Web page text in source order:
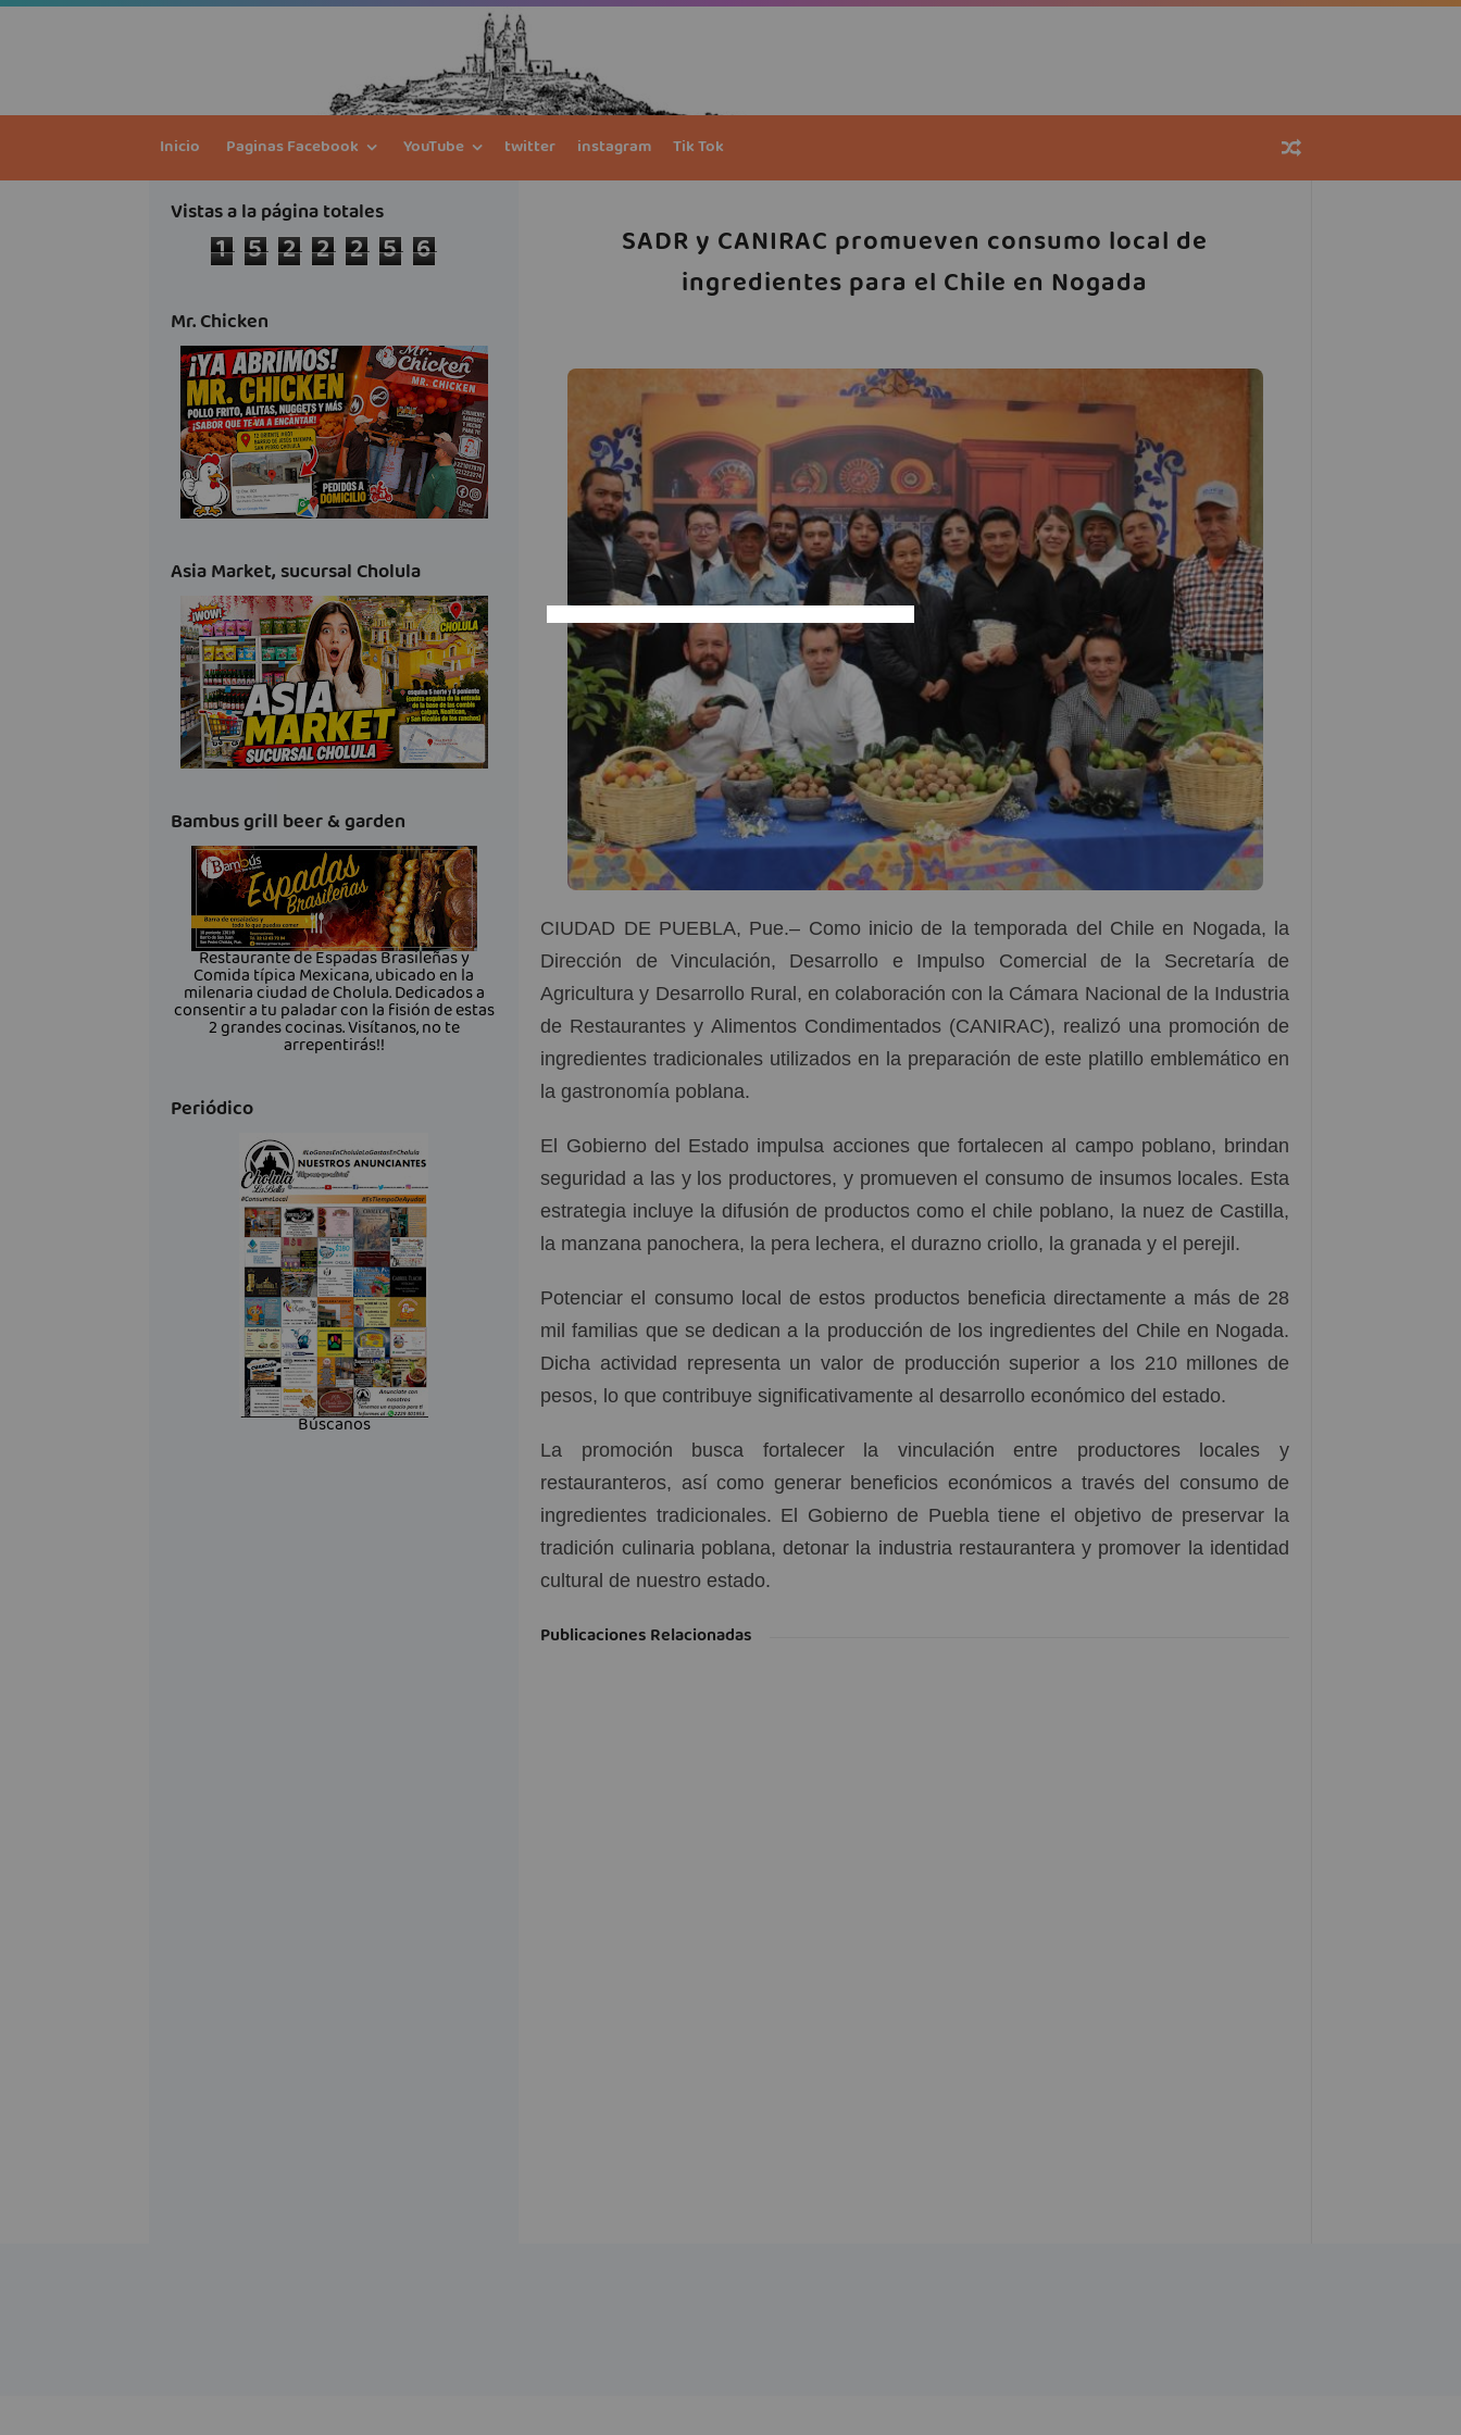
Inicio Paginas Facebook YouTube twitter instagram Tik Tok
SADR y CANIRAC promueven consumo local de
ingredientes para el Chile en Nogada
CIUDAD DE PUEBLA, Pue.– Como inicio de la temporada del Chile en Nogada, la
Dirección de Vinculación, Desarrollo e Impulso Comercial de la Secretaría de
Agricultura y Desarrollo Rural, en colaboración con la Cámara Nacional de la Industria
de Restaurantes y Alimentos Condimentados (CANIRAC), realizó una promoción de
ingredientes tradicionales utilizados en la preparación de este platillo emblemático en
la gastronomía poblana.
El Gobierno del Estado impulsa acciones que fortalecen al campo poblano, brindan
seguridad a las y los productores, y promueven el consumo de insumos locales. Esta
estrategia incluye la difusión de productos como el chile poblano, la nuez de Castilla,
la manzana panochera, la pera lechera, el durazno criollo, la granada y el perejil.
Potenciar el consumo local de estos productos beneficia directamente a más de 28
mil familias que se dedican a la producción de los ingredientes del Chile en Nogada.
Dicha actividad representa un valor de producción superior a los 210 millones de
pesos, lo que contribuye significativamente al desarrollo económico del estado.
La promoción busca fortalecer la vinculación entre productores locales y
restauranteros, así como generar beneficios económicos a través del consumo de
ingredientes tradicionales. El Gobierno de Puebla tiene el objetivo de preservar la
tradición culinaria poblana, detonar la industria restaurantera y promover la identidad
cultural de nuestro estado.
Publicaciones Relacionadas
Vistas a la página totales
1 5 2 2 2 5 6
Mr. Chicken
Asia Market, sucursal Cholula
Bambus grill beer & garden
Restaurante de Espadas Brasileñas y
Comida típica Mexicana, ubicado en la
milenaria ciudad de Cholula. Dedicados a
consentir a tu paladar con la fisión de estas
2 grandes cocinas. Visítanos, no te
arrepentirás!!
Periódico
Búscanos